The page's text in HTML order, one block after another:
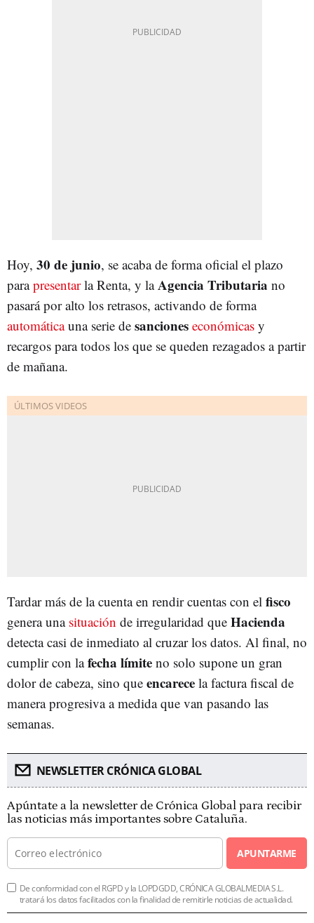
Hoy, 30 de junio, se acaba de forma oficial el plazo
parapresentarla Renta, y laAgencia Tributaria no
pasará por alto los retrasos, activando de forma
automáticauna serie de sanciones económicas y
recargos para todos los que se queden rezagados a partir
de mañana.
Tardar más de la cuenta en rendir cuentas con el fisco
genera una situación de irregularidad que Hacienda
detecta casi de inmediato al cruzar los datos. Al final, no
cumplir con lafecha límite no solo supone un gran
dolor de cabeza, sino que encarece la factura fiscal de
manera progresiva a medida que van pasando las
semanas.
NEWSLETTER CRÓNICA GLOBAL
Apúntate a la newsletter de Crónica Global para recibir
las noticias más importantes sobre Cataluña.
APUNTARME
De conformidad con el RGPD y la LOPDGDD, CRÓNICA GLOBALMEDIA S.L.
tratará los datos facilitados con la finalidad de remitirle noticias de actualidad.